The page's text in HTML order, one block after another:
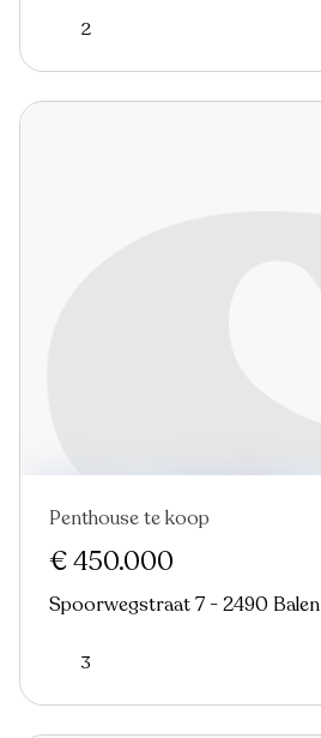
2
Penthouse te koop
€ 450.000
Spoorwegstraat 7 - 2490 Balen
3